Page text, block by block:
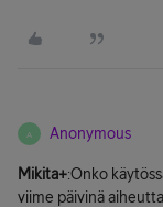
A Anonymous
Mikita+:Onko
viime päivinä